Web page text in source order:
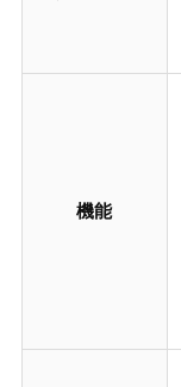
機能